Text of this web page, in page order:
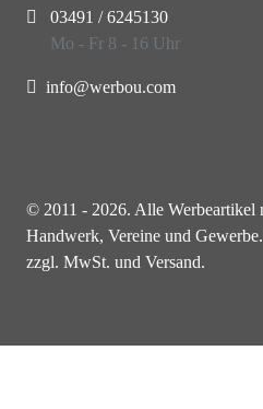
03491 / 6245130
Mo - Fr 8 - 16 Uhr
info@werbou.com
© 2011 - 2026. Alle Werbeartikel
Handwerk, Vereine und
zzgl. MwSt. und Versand.